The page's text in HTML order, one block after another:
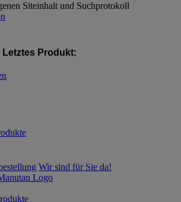
Siteinhalt und Suchprotokoll
Letztes Produkt:
Wir sind für Sie da!